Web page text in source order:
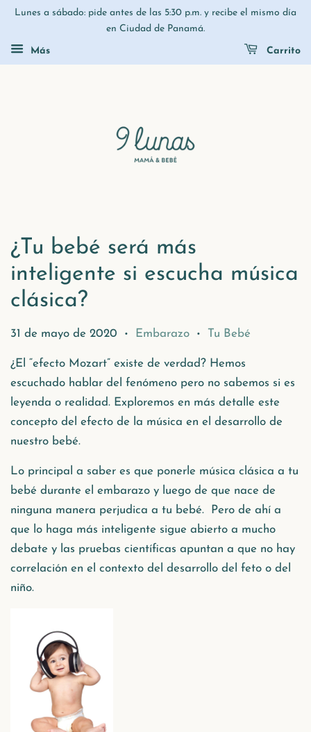
Lunes a sábado: pide antes de las 5:30 p.m. y recibe el mismo día
en Ciudad de Panamá.
Más Carrito
¿Tu bebé será más
inteligente si escucha música
clásica?
31 de mayo de 2020 • Embarazo • Tu Bebé
¿El “efecto Mozart” existe de verdad? Hemos
escuchado hablar del fenómeno pero no sabemos si es
leyenda o realidad. Exploremos en más detalle este
concepto del efecto de la música en el desarrollo de
nuestro bebé.
Lo principal a saber es que ponerle música clásica a tu
bebé durante el embarazo y luego de que nace de
ninguna manera perjudica a tu bebé. Pero de ahí a
que lo haga más inteligente sigue abierto a mucho
debate y las pruebas científicas apuntan a que no hay
correlación en el contexto del desarrollo del feto o del
niño.